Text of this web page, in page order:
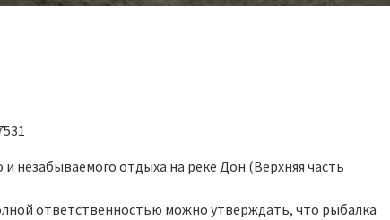
незабываемого отдыха на реке Дон (Верхняя часть
ответственностью можно утверждать, что рыбалка